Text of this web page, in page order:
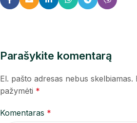
Parašykite komentarą
El. pašto adresas nebus skelbiamas.
pažymėti *
Komentaras *